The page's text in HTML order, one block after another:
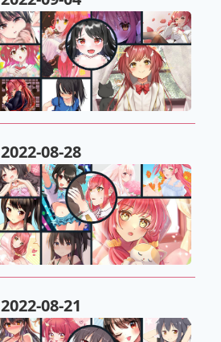
2022-08-28
2022-08-21